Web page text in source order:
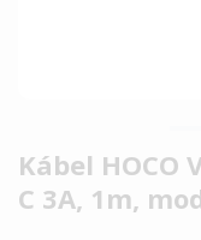
Kábel HOCO
C 3A, 1m,
Preskočiť
na
začiatok